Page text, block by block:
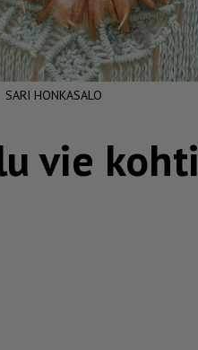
SARI HONKASALO
vie kohti